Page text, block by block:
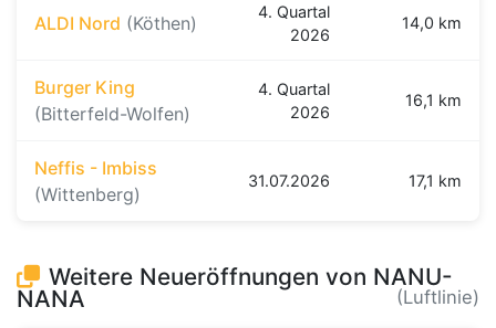
ALDI Nord (Köthen)
4. Quartal
2026
14,0 km
Burger King
(Bitterfeld-Wolfen)
4. Quartal
2026
16,1 km
Neffis - Imbiss
(Wittenberg)
31.07.2026 17,1 km
Weitere Neueröffnungen von NANU-
NANA
(Luftlinie)